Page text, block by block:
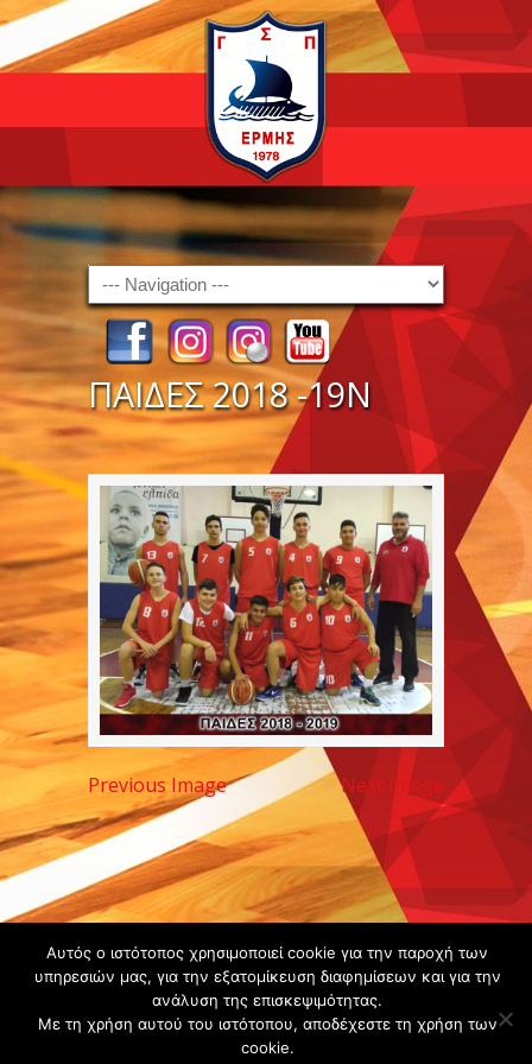
Navigation
ΠΑΙΔΕΣ 2018 -19Ν
Previous Image Next Image
Copyright ©
2020 -
Gsperamatosermis.gr
All rights
Αυτός ο ιστότοπος χρησιμοποιεί cookie για την παροχή των
υπηρεσιών μας, για την εξατομίκευση διαφημίσεων και για την
ανάλυση της επισκεψιμότητας.
Με τη χρήση αυτού του ιστότοπου, αποδέχεστε τη χρήση των
cookie.